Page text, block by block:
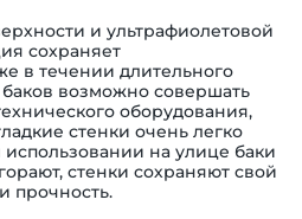
и ультрафиолетовой
сохраняет
в течении длительного
возможно совершать
оборудования,
стенки очень легко
на улице баки
стенки сохраняют свой
прочность.